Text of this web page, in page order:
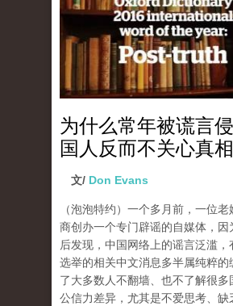
为什么常年被谎言
国人反而不关心真相
文/ Don Evans
（泡泡特约） 一个多月前，一位老
商创办一个专门辟谣的自媒体，因
后发现，中国网络上的谣言泛滥，
选举的相关中文消息多半属纯粹的
了大多数人不翻墙、也不了解很多
公信力差异，尤其是不爱思考、缺